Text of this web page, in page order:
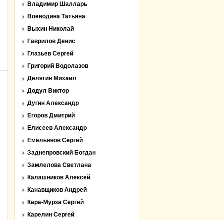
Владимир Шалларь
Воеводина Татьяна
Выхин Николай
Гаврилов Денис
Глазьев Сергей
Григорий Водолазов
Делягин Михаил
Додул Виктор
Дугин Александр
Егоров Дмитрий
Елисеев Александр
Емельянов Сергей
Заднепровский Богдан
Замлелова Светлана
Калашников Алексей
Канавщиков Андрей
Кара-Мурза Сергей
Карелин Сергей